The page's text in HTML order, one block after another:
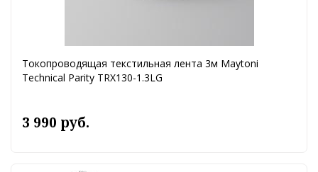
Токопроводящая текстильная лента 3м Maytoni
Technical Parity TRX130-1.3LG
3 990 руб.